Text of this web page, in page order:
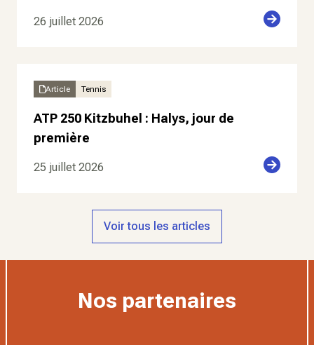
26 juillet 2026
Article Tennis
ATP 250 Kitzbuhel : Halys, jour de
première
25 juillet 2026
Voir tous les articles
Nos partenaires